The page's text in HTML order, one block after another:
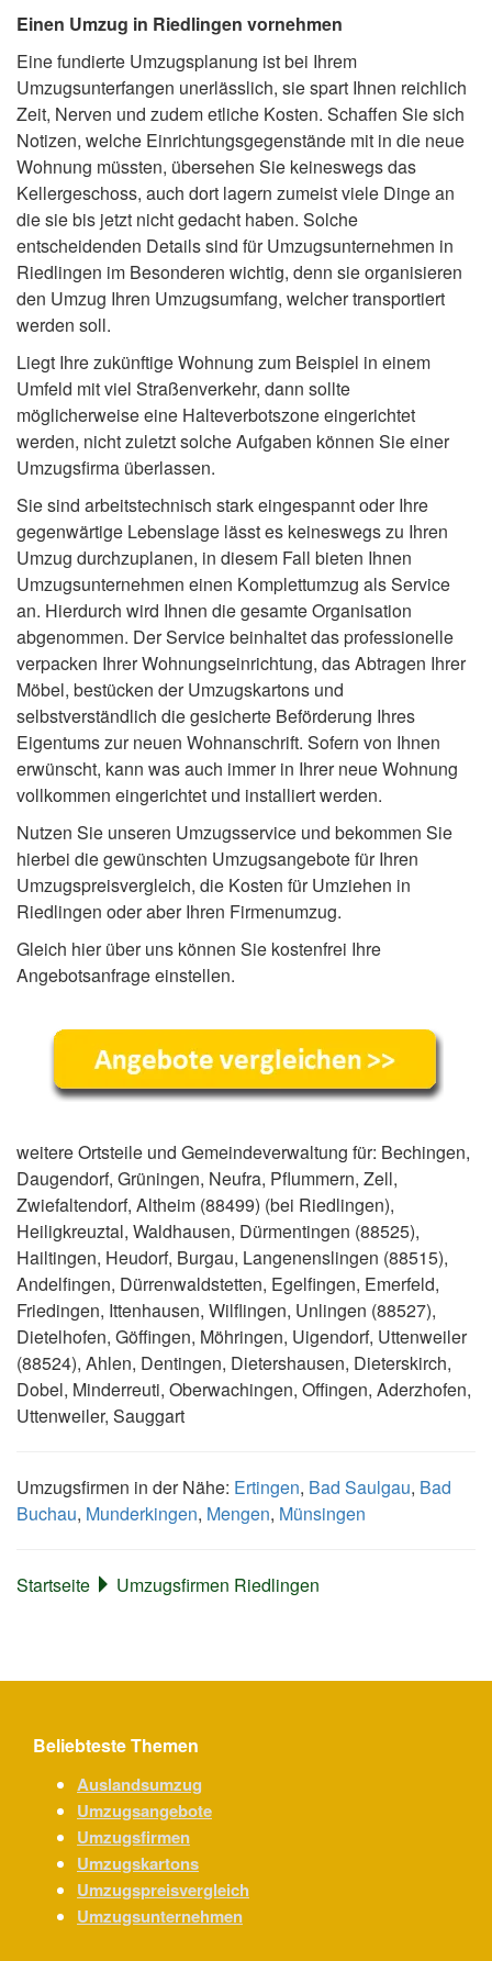
Einen Umzug in Riedlingen vornehmen
Eine fundierte Umzugsplanung ist bei Ihrem
Umzugsunterfangen unerlässlich, sie spart Ihnen reichlich
Zeit, Nerven und zudem etliche Kosten. Schaffen Sie sich
Notizen, welche Einrichtungsgegenstände mit in die neue
Wohnung müssten, übersehen Sie keineswegs das
Kellergeschoss, auch dort lagern zumeist viele Dinge an
die sie bis jetzt nicht gedacht haben. Solche
entscheidenden Details sind für Umzugsunternehmen in
Riedlingen im Besonderen wichtig, denn sie organisieren
den Umzug Ihren Umzugsumfang, welcher transportiert
werden soll.
Liegt Ihre zukünftige Wohnung zum Beispiel in einem
Umfeld mit viel Straßenverkehr, dann sollte
möglicherweise eine Halteverbotszone eingerichtet
werden, nicht zuletzt solche Aufgaben können Sie einer
Umzugsfirma überlassen.
Sie sind arbeitstechnisch stark eingespannt oder Ihre
gegenwärtige Lebenslage lässt es keineswegs zu Ihren
Umzug durchzuplanen, in diesem Fall bieten Ihnen
Umzugsunternehmen einen Komplettumzug als Service
an. Hierdurch wird Ihnen die gesamte Organisation
abgenommen. Der Service beinhaltet das professionelle
verpacken Ihrer Wohnungseinrichtung, das Abtragen Ihrer
Möbel, bestücken der Umzugskartons und
selbstverständlich die gesicherte Beförderung Ihres
Eigentums zur neuen Wohnanschrift. Sofern von Ihnen
erwünscht, kann was auch immer in Ihrer neue Wohnung
vollkommen eingerichtet und installiert werden.
Nutzen Sie unseren Umzugsservice und bekommen Sie
hierbei die gewünschten Umzugsangebote für Ihren
Umzugspreisvergleich, die Kosten für Umziehen in
Riedlingen oder aber Ihren Firmenumzug.
Gleich hier über uns können Sie kostenfrei Ihre
Angebotsanfrage einstellen.
weitere Ortsteile und Gemeindeverwaltung für: Bechingen,
Daugendorf, Grüningen, Neufra, Pflummern, Zell,
Zwiefaltendorf, Altheim (88499) (bei Riedlingen),
Heiligkreuztal, Waldhausen, Dürmentingen (88525),
Hailtingen, Heudorf, Burgau, Langenenslingen (88515),
Andelfingen, Dürrenwaldstetten, Egelfingen, Emerfeld,
Friedingen, Ittenhausen, Wilflingen, Unlingen (88527),
Dietelhofen, Göffingen, Möhringen, Uigendorf, Uttenweiler
(88524), Ahlen, Dentingen, Dietershausen, Dieterskirch,
Dobel, Minderreuti, Oberwachingen, Offingen, Aderzhofen,
Uttenweiler, Sauggart
Umzugsfirmen in der Nähe: Ertingen, Bad Saulgau, Bad
Buchau, Munderkingen, Mengen, Münsingen
Startseite Umzugsfirmen Riedlingen
Beliebteste Themen
Auslandsumzug
Umzugsangebote
Umzugsfirmen
Umzugskartons
Umzugspreisvergleich
Umzugsunternehmen